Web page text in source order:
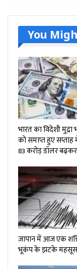
You
भारत का विदेशी मुद्रा
को समाप्त हुए
83 करोड़ डॉलर
जापान में आज एक
भूकंप के झटके महसूस